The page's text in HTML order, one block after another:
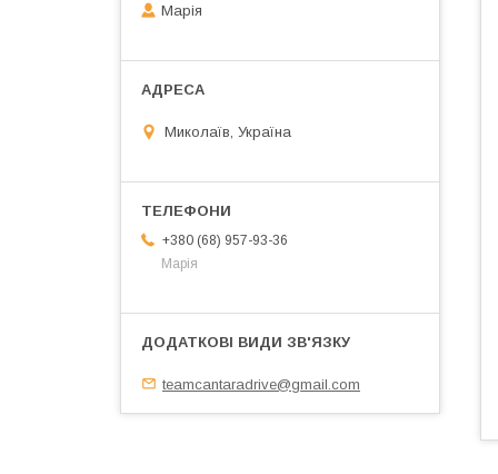
Марія
Миколаїв, Україна
+380 (68) 957-93-36
Марія
teamcantaradrive@gmail.com